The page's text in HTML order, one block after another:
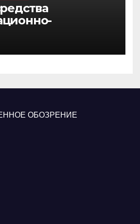
операций
сил Украины
ОБОЗРЕНИЕ